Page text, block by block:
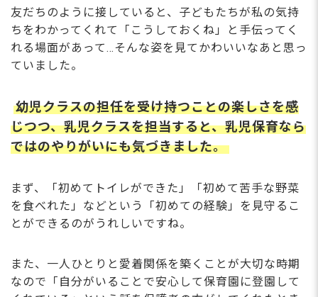
友だちのように接していると、子どもたちが私の気持
ちをわかってくれて「こうしておくね」と手伝ってく
れる場面があって…そんな姿を見てかわいいなあと思っ
ていました。
幼児クラスの担任を受け持つことの楽しさを感
じつつ、乳児クラスを担当すると、乳児保育なら
ではのやりがいにも気づきました。
まず、「初めてトイレができた」「初めて苦手な野菜
を食べれた」などという「初めての経験」を見守るこ
とができるのがうれしいですね。
また、一人ひとりと愛着関係を築くことが大切な時期
なので「自分がいることで安心して保育園に登園して